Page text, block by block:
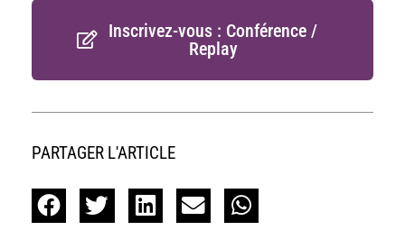
Inscrivez-vous : Conférence /
Replay
PARTAGER L'ARTICLE